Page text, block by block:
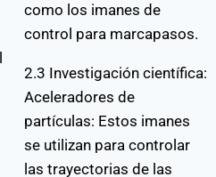
como los imanes de
control para marcapasos.
2.3 Investigación científica:
Aceleradores de
partículas: Estos imanes
se utilizan para controlar
las trayectorias de las